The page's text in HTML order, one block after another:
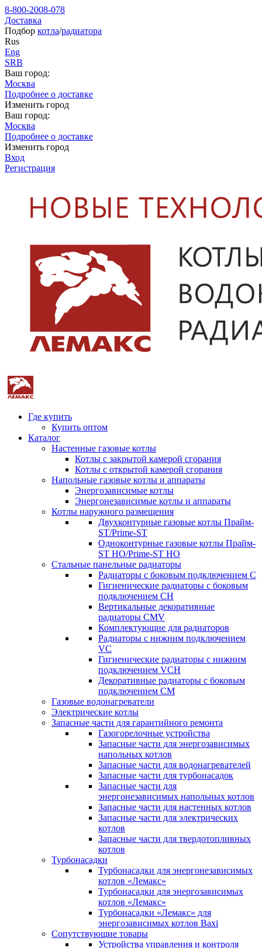
8-800-2008-078
Доставка
Подбор котла/радиатора
Rus
Eng
SRB
Ваш город:
Москва
Подробнее о доставке
Изменить город
Ваш город:
Москва
Подробнее о доставке
Изменить город
Вход
Регистрация
Где купить
Купить оптом
Каталог
Настенные газовые котлы
Котлы с закрытой камерой сгорания
Котлы с открытой камерой сгорания
Напольные газовые котлы и аппараты
Энергозависимые котлы
Энергонезависимые котлы и аппараты
Котлы наружного размещения
Двухконтурные газовые котлы Прайм-
ST/Prime-ST
Одноконтурные газовые котлы Прайм-
ST HO/Prime-ST HO
Стальные панельные радиаторы
Радиаторы c боковым подключением C
Гигиенические радиаторы c боковым
подключением CH
Вертикальные декоративные
радиаторы CMV
Комплектующие для радиаторов
Радиаторы c нижним подключением
VC
Гигиенические радиаторы c нижним
подключением VCH
Декоративные радиаторы с боковым
подключением CM
Газовые водонагреватели
Электрические котлы
Запасные части для гарантийного ремонта
Газогорелочные устройства
Запасные части для энергозависимых
напольных котлов
Запасные части для водонагревателей
Запасные части для турбонасадок
Запасные части для
энергонезависимых напольных котлов
Запасные части для настенных котлов
Запасные части для электрических
котлов
Запасные части для твердотопливных
котлов
Турбонасадки
Турбонасадки для энергонезависимых
котлов «Лемакс»
Турбонасадки для энергозависимых
котлов «Лемакс»
Турбонасадки «Лемакс» для
энергозависимых котлов Baxi
Сопутствующие товары
Устройства управления и контроля